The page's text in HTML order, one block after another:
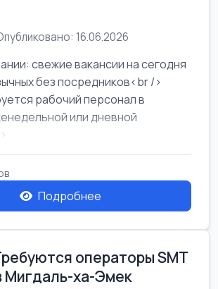
16.06.2026
свежие вакансии на сегодня
без посредников<br />
рабочий персонал в
или дневной
в Нетании дл...
Подробнее
операторы SMT
Мигдаль-ха-Эмек